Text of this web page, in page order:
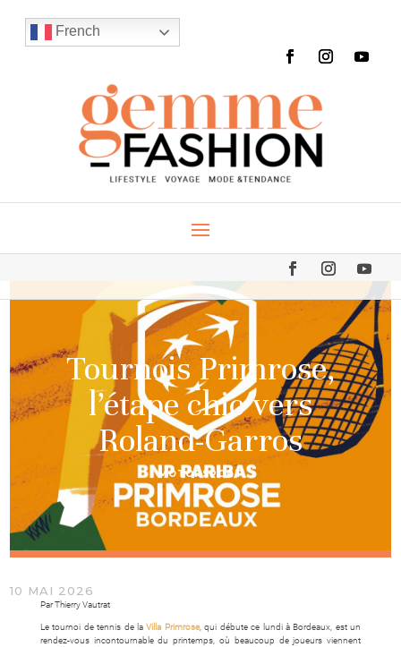
French
Tournois Primrose,
l’étape chic vers
Roland-Garros
MOTORSPORT
10 MAI 2026
Par Thierry Vautrat
Le tournoi de tennis de laVilla Primrose, qui débute ce lundi à Bordeaux, est un
rendez-vous incontournable du printemps, où beaucoup de joueurs viennent